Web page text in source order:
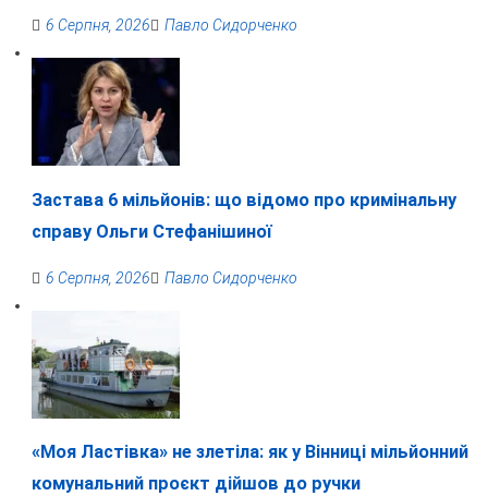
6 Серпня, 2026 Павло Сидорченко
Застава 6 мільйонів: що відомо про кримінальну
справу Ольги Стефанішиної
6 Серпня, 2026 Павло Сидорченко
«Моя Ластівка» не злетіла: як у Вінниці мільйонний
комунальний проєкт дійшов до ручки